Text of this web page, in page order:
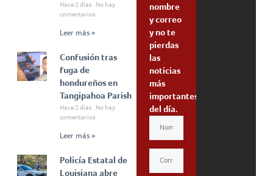
Hace 2 días
No hay
comentarios
Leer más »
Confusión tras
fuga de
hondureños en
Tangipahoa Parish
Hace 2 días
No hay
comentarios
Leer más »
Policía Estatal de
Louisiana abre
nombre
y correo
y no te
pierdas
las
noticias
más
importantes
del día.